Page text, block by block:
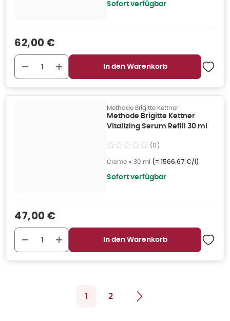
Sofort verfügbar
Verkaufspreis
62,00 €
In den Warenkorb
Methode Brigitte Kettner
Methode Brigitte Kettner
Vitalizing Serum Refill 30 ml
(0)
Creme • 30 ml (= 1566.67 €/l)
Sofort verfügbar
Verkaufspreis
47,00 €
In den Warenkorb
1 2